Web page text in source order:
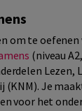
om te
(niveau
Lezen,
(KNM). Je
voor het